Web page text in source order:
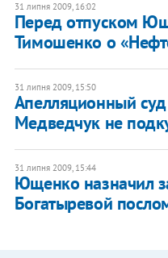
31 липня 2009, 16:02
Перед отпуском
Тимошенко о
31 липня 2009, 15:50
Апелляционный
Медведчук не
31 липня 2009, 15:44
Ющенко назначил
Богатыревой